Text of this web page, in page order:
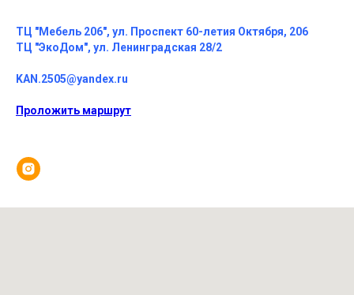
ТЦ "Мебель 206", ул. Проспект 60-летия Октября, 206
ТЦ "ЭкоДом", ул. Ленинградская 28/2
KAN.2505@yandex.ru
Проложить маршрут